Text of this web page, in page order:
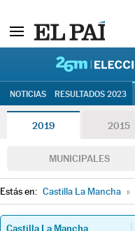
NOTICIAS RESULTADOS 2023
2019 2015
MUNICIPALES
Estás en: Castilla La Mancha »